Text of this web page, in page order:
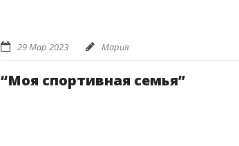
29 Мар 2023 Мария
“Моя спортивная семья”